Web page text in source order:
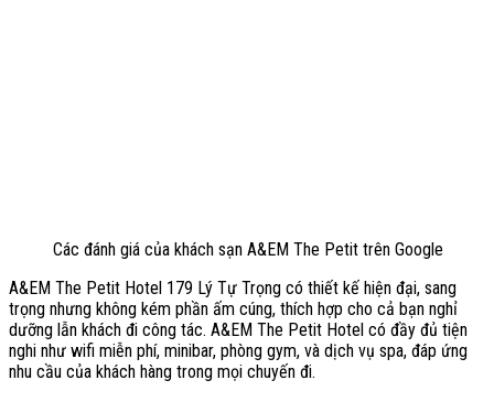
Các đánh giá của khách sạn A&EM The Petit trên Google
A&EM The Petit Hotel 179 Lý Tự Trọng có thiết kế hiện đại, sang
trọng nhưng không kém phần ấm cúng, thích hợp cho cả bạn nghỉ
dưỡng lẫn khách đi công tác. A&EM The Petit Hotel có đầy đủ tiện
nghi như wifi miễn phí, minibar, phòng gym, và dịch vụ spa, đáp ứng
nhu cầu của khách hàng trong mọi chuyến đi.